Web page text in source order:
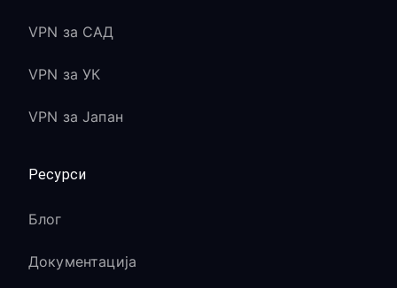
VPN за САД
VPN за УК
VPN за Јапан
Ресурси
Блог
Документација